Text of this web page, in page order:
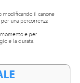
modificando il canone
una percorrenza
e per
e la durata.